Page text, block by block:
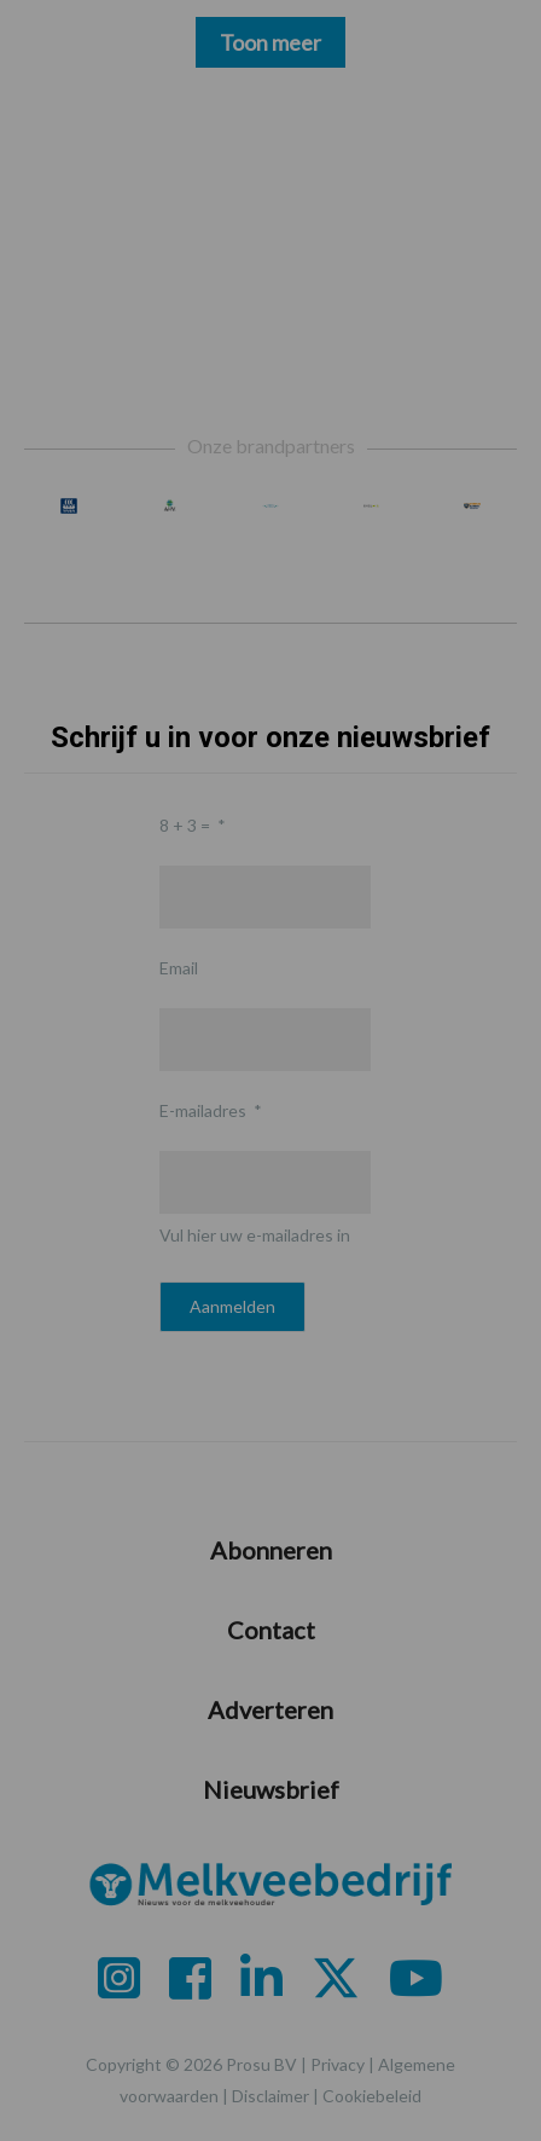
Toon meer
Onze brandpartners
Schrijf u in voor onze nieuwsbrief
8 + 3 = *
Email
E-mailadres *
Vul hier uw e-mailadres in
Abonneren
Contact
Adverteren
Nieuwsbrief
Copyright © 2026 Prosu BV | Privacy | Algemene
voorwaarden | Disclaimer | Cookiebeleid